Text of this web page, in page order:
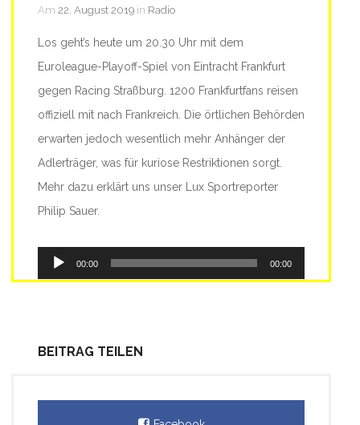
Am 22. August 2019 in Radio
Los geht’s heute um 20.30 Uhr mit dem
Euroleague-Playoff-Spiel von Eintracht Frankfurt
gegen Racing Straßburg. 1200 Frankfurtfans reisen
offiziell mit nach Frankreich. Die örtlichen Behörden
erwarten jedoch wesentlich mehr Anhänger der
Adlerträger, was für kuriose Restriktionen sorgt.
Mehr dazu erklärt uns unser Lux Sportreporter
Philip Sauer.
Audio-
Player
00:00 00:00
BEITRAG TEILEN